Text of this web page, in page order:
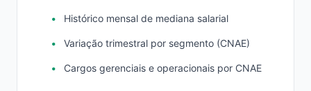
Histórico mensal de mediana salarial
Variação trimestral por segmento (CNAE)
Cargos gerenciais e operacionais por CNAE